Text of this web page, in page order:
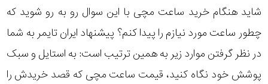
شاید هنگام خرید ساعت مچی با این سوال رو به رو شوید که
چطور ساعت مورد نیازم را پیدا کنم؟ پیشنهاد ایران تایمر به شما
در نظر گرفتن موارد زیر به همین ترتیب است: به استایل و سبک
پوشش خود نگاه کنید، قیمت ساعت مچی که قصد خریدش را
متی
مازراتی
محدوده
عرض